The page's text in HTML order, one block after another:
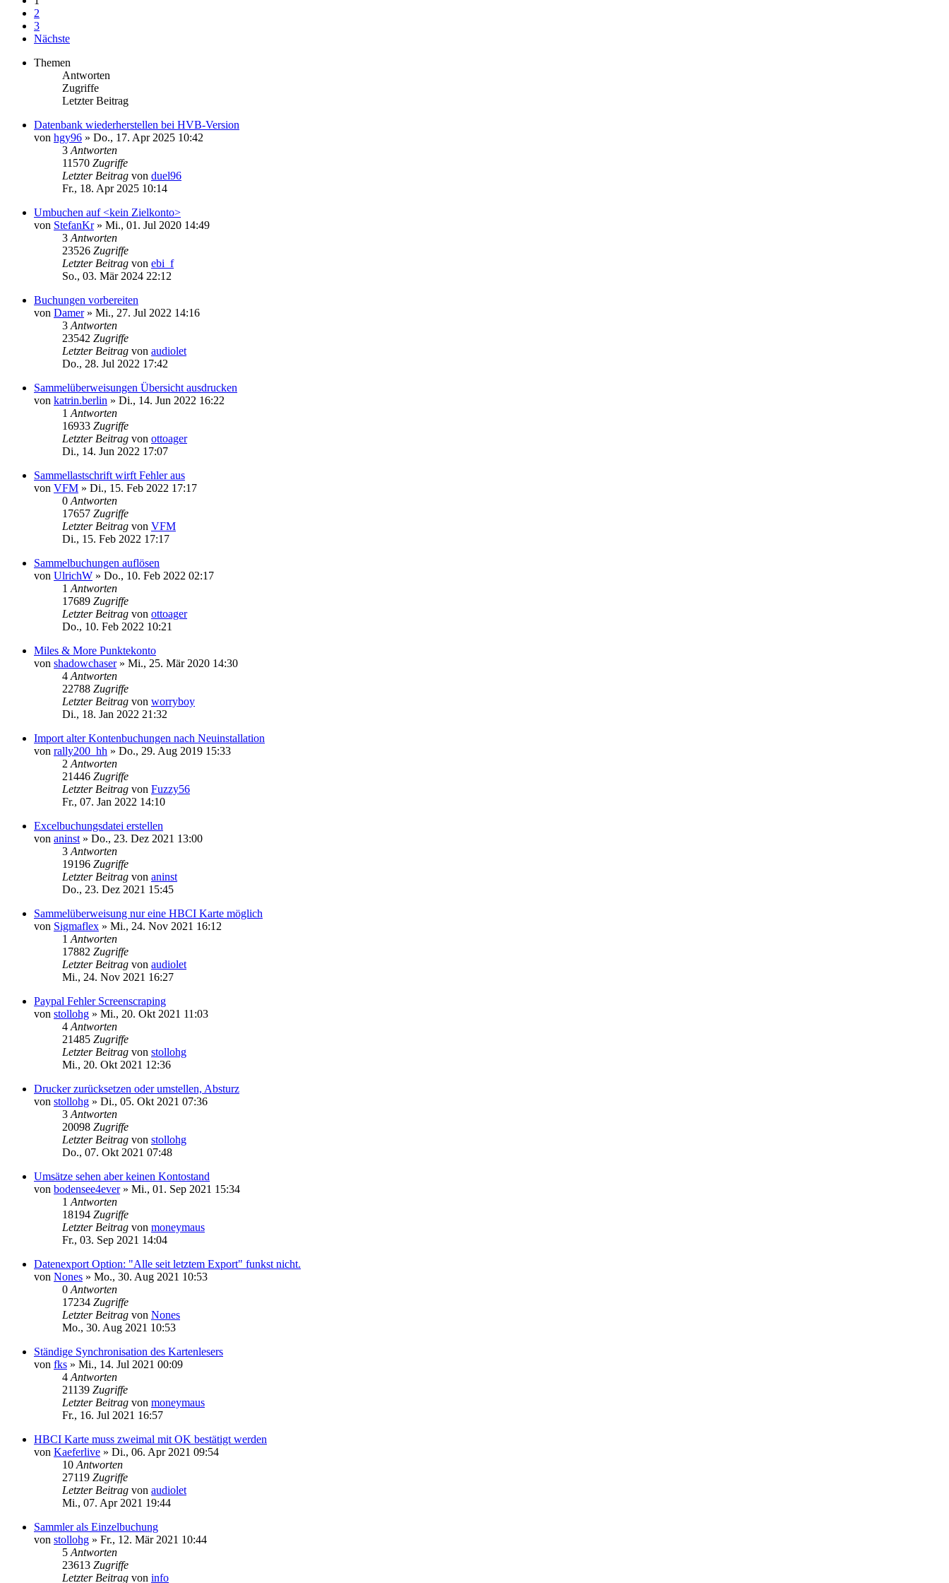
2
3
Nächste
Themen
Antworten
Zugriffe
Letzter Beitrag
Datenbank wiederherstellen bei HVB-Version
von hgy96 » Do., 17. Apr 2025 10:42
3 Antworten
11570 Zugriffe
Letzter Beitrag von duel96
Fr., 18. Apr 2025 10:14
Umbuchen auf <kein Zielkonto>
von StefanKr» Mi., 01. Jul 2020 14:49
3 Antworten
23526 Zugriffe
Letzter Beitrag von ebi_f
So., 03. Mär 2024 22:12
Buchungen vorbereiten
von Damer» Mi., 27. Jul 2022 14:16
3 Antworten
23542 Zugriffe
Letzter Beitrag von audiolet
Do., 28. Jul 2022 17:42
Sammelüberweisungen Übersicht ausdrucken
von katrin.berlin » Di., 14. Jun 2022 16:22
1 Antworten
16933 Zugriffe
Letzter Beitrag von ottoager
Di., 14. Jun 2022 17:07
Sammellastschrift wirft Fehler aus
von VFM » Di., 15. Feb 2022 17:17
0 Antworten
17657 Zugriffe
Letzter Beitrag von VFM
Di., 15. Feb 2022 17:17
Sammelbuchungen auflösen
von UlrichW » Do., 10. Feb 2022 02:17
1 Antworten
17689 Zugriffe
Letzter Beitrag von ottoager
Do., 10. Feb 2022 10:21
Miles & More Punktekonto
von shadowchaser» Mi., 25. Mär 2020 14:30
4 Antworten
22788 Zugriffe
Letzter Beitrag von worryboy
Di., 18. Jan 2022 21:32
Import alter Kontenbuchungen nach Neuinstallation
von rally200_hh » Do., 29. Aug 2019 15:33
2 Antworten
21446 Zugriffe
Letzter Beitrag von Fuzzy56
Fr., 07. Jan 2022 14:10
Excelbuchungsdatei erstellen
von aninst » Do., 23. Dez 2021 13:00
3 Antworten
19196 Zugriffe
Letzter Beitrag von aninst
Do., 23. Dez 2021 15:45
Sammelüberweisung nur eine HBCI Karte möglich
von Sigmaflex » Mi., 24. Nov 2021 16:12
1 Antworten
17882 Zugriffe
Letzter Beitrag von audiolet
Mi., 24. Nov 2021 16:27
Paypal Fehler Screenscraping
von stollohg » Mi., 20. Okt 2021 11:03
4 Antworten
21485 Zugriffe
Letzter Beitrag von stollohg
Mi., 20. Okt 2021 12:36
Drucker zurücksetzen oder umstellen, Absturz
von stollohg » Di., 05. Okt 2021 07:36
3 Antworten
20098 Zugriffe
Letzter Beitrag von stollohg
Do., 07. Okt 2021 07:48
Umsätze sehen aber keinen Kontostand
von bodensee4ever» Mi., 01. Sep 2021 15:34
1 Antworten
18194 Zugriffe
Letzter Beitrag von moneymaus
Fr., 03. Sep 2021 14:04
Datenexport Option: "Alle seit letztem Export" funkst nicht.
von Nones » Mo., 30. Aug 2021 10:53
0 Antworten
17234 Zugriffe
Letzter Beitrag von Nones
Mo., 30. Aug 2021 10:53
Ständige Synchronisation des Kartenlesers
von fks » Mi., 14. Jul 2021 00:09
4 Antworten
21139 Zugriffe
Letzter Beitrag von moneymaus
Fr., 16. Jul 2021 16:57
HBCI Karte muss zweimal mit OK bestätigt werden
von Kaeferlive » Di., 06. Apr 2021 09:54
10 Antworten
27119 Zugriffe
Letzter Beitrag von audiolet
Mi., 07. Apr 2021 19:44
Sammler als Einzelbuchung
von stollohg » Fr., 12. Mär 2021 10:44
5 Antworten
23613 Zugriffe
Letzter Beitrag von info